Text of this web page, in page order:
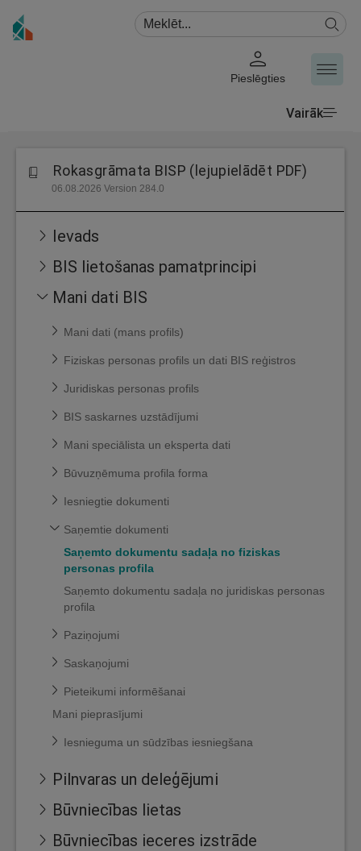
Pieslēgties
Vairāk
Rokasgrāmata BISP (lejupielādēt PDF)
06.08.2026 Version 284.0
Ievads
BIS lietošanas pamatprincipi
Mani dati BIS
Mani dati (mans profils)
Fiziskas personas profils un dati BIS reģistros
Juridiskas personas profils
BIS saskarnes uzstādījumi
Mani speciālista un eksperta dati
Būvuzņēmuma profila forma
Iesniegtie dokumenti
Saņemtie dokumenti
Saņemto dokumentu sadaļa no fiziskas
personas profila
Saņemto dokumentu sadaļa no juridiskas personas
profila
Paziņojumi
Saskaņojumi
Pieteikumi informēšanai
Mani pieprasījumi
Iesnieguma un sūdzības iesniegšana
Pilnvaras un deleģējumi
Būvniecības lietas
Būvniecības ieceres izstrāde